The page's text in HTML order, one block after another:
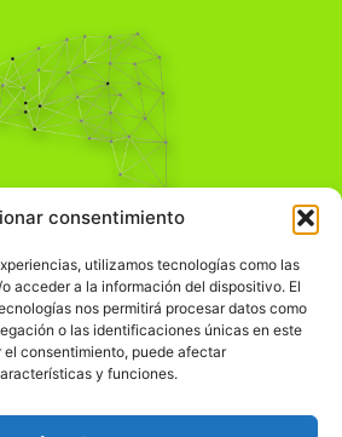
consentimiento
utilizamos tecnologías como las
acceder a la información del dispositivo. El
nos permitirá procesar datos como
o las identificaciones únicas en este
consentimiento, puede afectar
y funciones.
Crítico
el mundo para transformarlo.
Legal
de privacidad